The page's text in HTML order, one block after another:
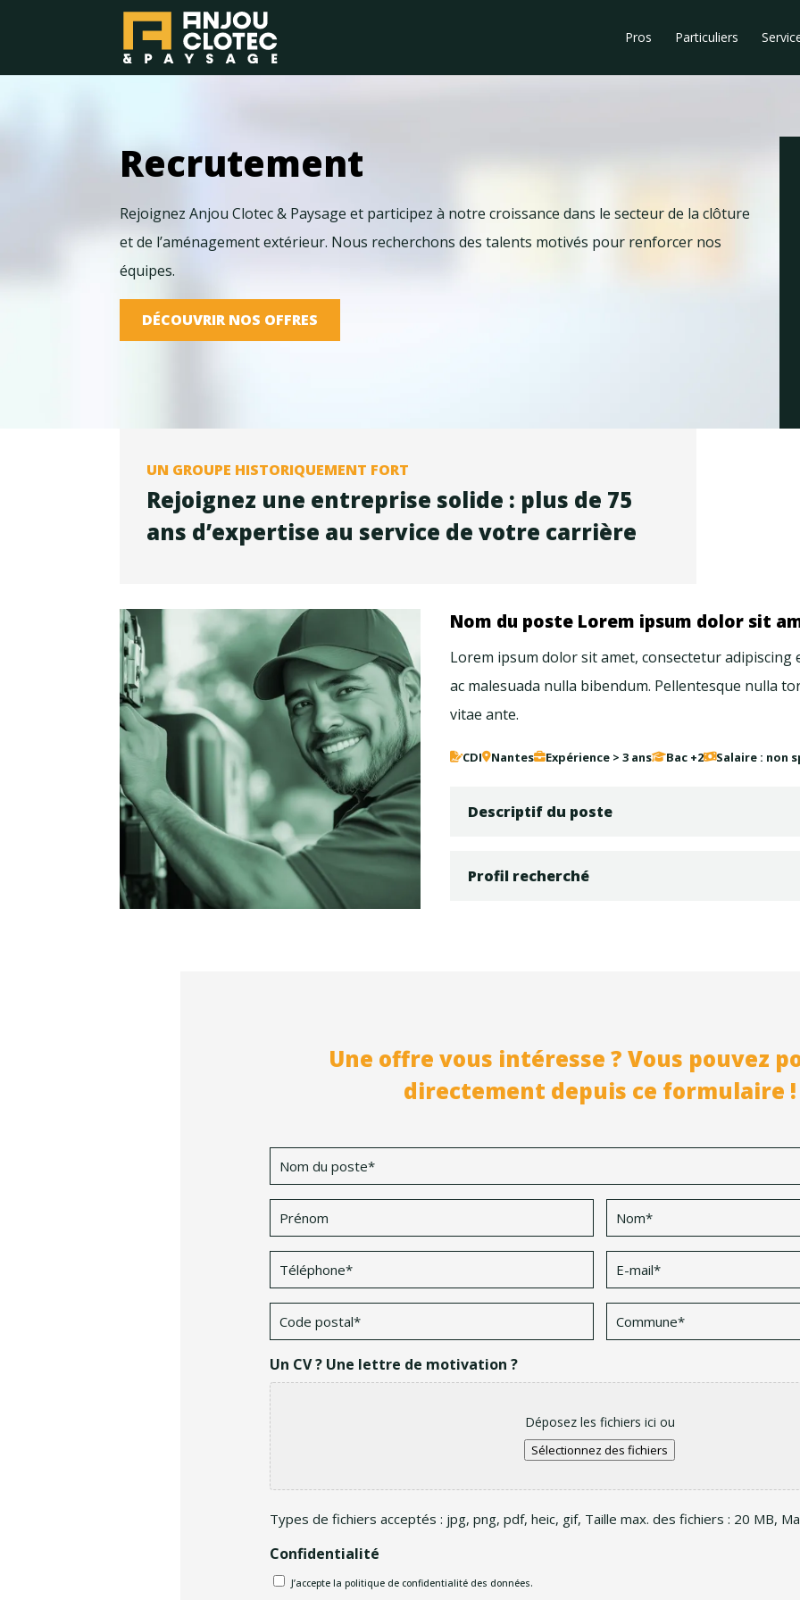
Pros Particuliers
Recrutement
Rejoignez Anjou Clotec & Paysage et participez à notre croissance dans le secteur de la clôture
et de l’aménagement extérieur. Nous recherchons des talents motivés pour renforcer nos
équipes.
DÉCOUVRIR NOS OFFRES
UN GROUPE HISTORIQUEMENT FORT
Rejoignez une entreprise solide : plus de 75
ans d’expertise au service de votre carrière
Nom du poste Lorem ipsum dolor sit
Lorem ipsum dolor sit amet, consectetur adipiscing
ac malesuada nulla bibendum. Pellentesque nulla
vitae ante.
CDI Nantes Expérience > 3 ans Bac +2 Salaire : non
Descriptif du poste
Profil recherché
Une offre vous intéresse ? Vous pouvez
directement depuis ce formulaire !
du
poste
mail
*
postal
Un CV ? Une lettre de motivation ?
Déposez les fichiers ici ou
Sélectionnez des fichiers
Types de fichiers acceptés : jpg, png, pdf, heic, gif, Taille max. des fichiers : 20 MB,
Confidentialité
J’accepte la politique de confidentialité des données.